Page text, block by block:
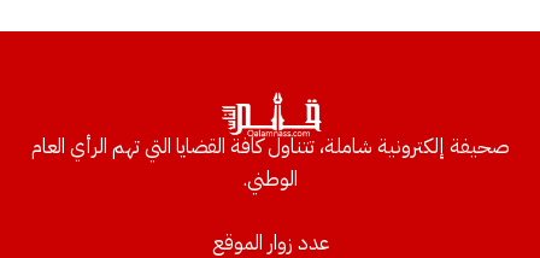
صحيفة إلكترونية شاملة، تتناول كافة القضايا التي تهم الرأي العام
الوطني.
عدد زوار الموقع